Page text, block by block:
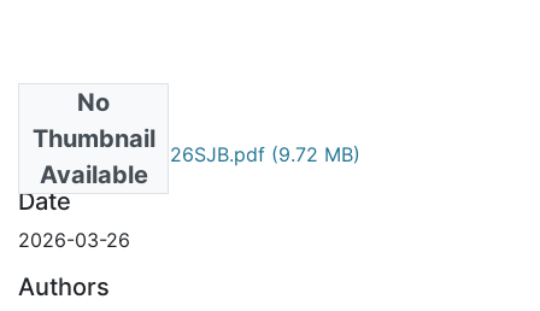
No
Thumbnail
Available
TESIS_004_042026SJB.pdf (9.72 MB)
Date
2026-03-26
Authors